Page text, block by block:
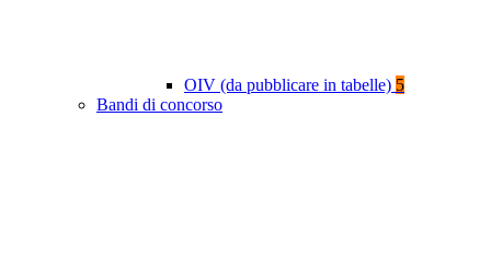
OIV (da pubblicare in tabelle) 5
Bandi di concorso